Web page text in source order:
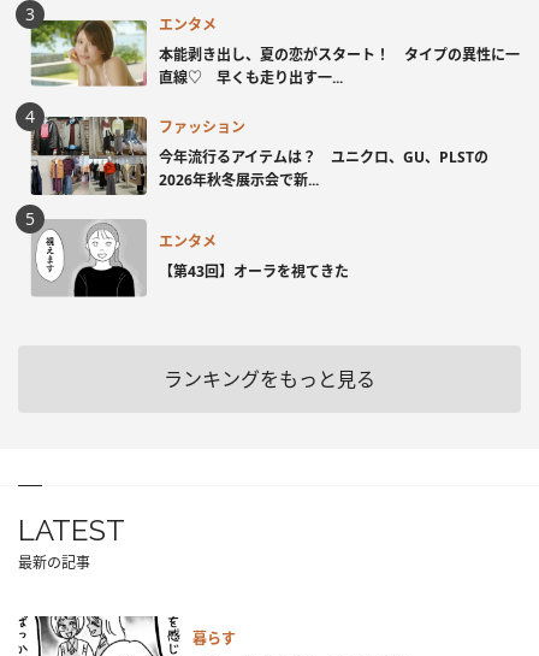
エンタメ
本能剥き出し、夏の恋がスタート！ タイプの異性に一
直線♡ 早くも走り出す一...
ファッション
今年流行るアイテムは？ ユニクロ、GU、PLSTの
2026年秋冬展示会で新...
エンタメ
【第43回】オーラを視てきた
ランキングをもっと見る
LATEST
最新の記事
暮らす